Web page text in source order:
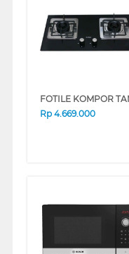
Rp 4.669.000